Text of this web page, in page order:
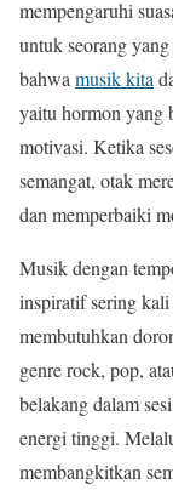
mempengaruhi
untuk seorang
bahwa musik kita
yaitu hormon yang
motivasi. Ketika
semangat, otak
dan memperbaiki
Musik dengan
inspiratif sering
membutuhkan
genre rock, pop,
belakang dalam
energi tinggi.
membangkitkan